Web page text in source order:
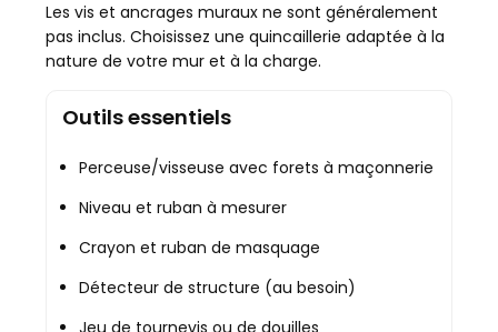
Les vis et ancrages muraux ne sont généralement
pas inclus. Choisissez une quincaillerie adaptée à la
nature de votre mur et à la charge.
Outils essentiels
Perceuse/visseuse avec forets à maçonnerie
Niveau et ruban à mesurer
Crayon et ruban de masquage
Détecteur de structure (au besoin)